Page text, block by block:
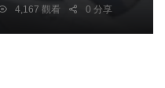
4,167 觀看 0 分享